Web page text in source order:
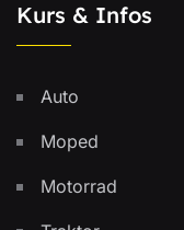
Kurs & Infos
Auto
Moped
Motorrad